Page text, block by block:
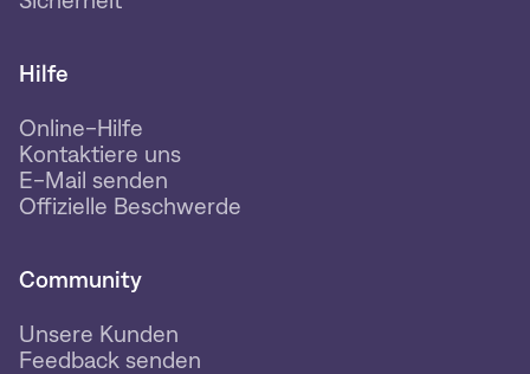
Hilfe
Online-Hilfe
Kontaktiere uns
E-Mail senden
Offizielle Beschwerde
Community
Unsere Kunden
Feedback senden